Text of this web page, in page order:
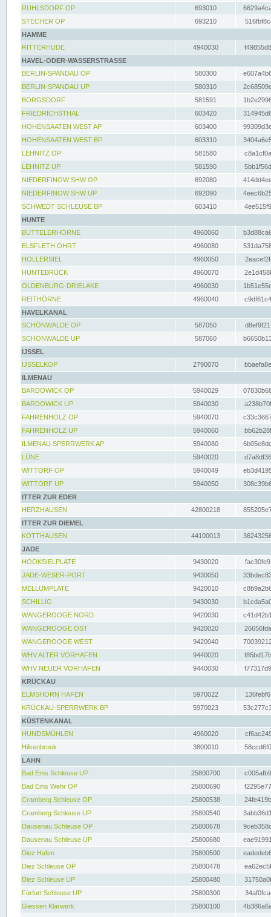
RUHLSDORF OP
693010
STECHER OP
693210
HAMME
RITTERHUDE
4940030
HAVEL-ODER-WASSERSTRASSE
BERLIN-SPANDAU OP
580300
BERLIN-SPANDAU UP
580310
BORGSDORF
581591
FRIEDRICHSTHAL
603420
HOHENSAATEN WEST AP
603400
HOHENSAATEN WEST BP
603310
LEHNITZ OP
581580
LEHNITZ UP
581590
NIEDERFINOW SHW OP
692080
NIEDERFINOW SHW UP
692090
SCHWEDT SCHLEUSE BP
603410
HUNTE
BUTTELERHÖRNE
4960060
ELSFLETH OHRT
4960080
HOLLERSIEL
4960050
HUNTEBRÜCK
4960070
OLDENBURG-DRIELAKE
4960030
REITHÖRNE
4960040
HAVELKANAL
SCHÖNWALDE OP
587050
SCHÖNWALDE UP
587060
IJSSEL
IJSSELKOP
2790070
ILMENAU
BARDOWICK OP
5940029
BARDOWICK UP
5940030
FAHRENHOLZ OP
5940070
FAHRENHOLZ UP
5940060
ILMENAU SPERRWERK AP
5940080
LÜNE
5940020
WITTORF OP
5940049
WITTORF UP
5940050
ITTER ZUR EDER
HERZHAUSEN
42800218
ITTER ZUR DIEMEL
KOTTHAUSEN
44100013
JADE
HOOKSIELPLATE
9430020
JADE-WESER-PORT
9430050
MELLUMPLATE
9420010
SCHILLIG
9430030
WANGEROOGE NORD
9420030
WANGEROOGE OST
9420020
WANGEROOGE WEST
9420040
WHV ALTER VORHAFEN
9440020
WHV NEUER VORHAFEN
9440030
KRÜCKAU
ELMSHORN HAFEN
5970022
KRÜCKAU-SPERRWERK BP
5970023
KÜSTENKANAL
HUNDSMÜHLEN
4960020
Hilkenbrook
3800010
LAHN
Bad Ems Schleuse UP
25800700
Bad Ems Wehr OP
25800690
Cramberg Schleuse OP
25800538
Cramberg Schleuse UP
25800540
Dausenau Schleuse OP
25800678
Dausenau Schleuse UP
25800680
Diez Hafen
25800500
Diez Schleuse OP
25800478
Diez Schleuse UP
25800480
Fürfurt Schleuse UP
25800300
Giessen Klärwerk
25800100